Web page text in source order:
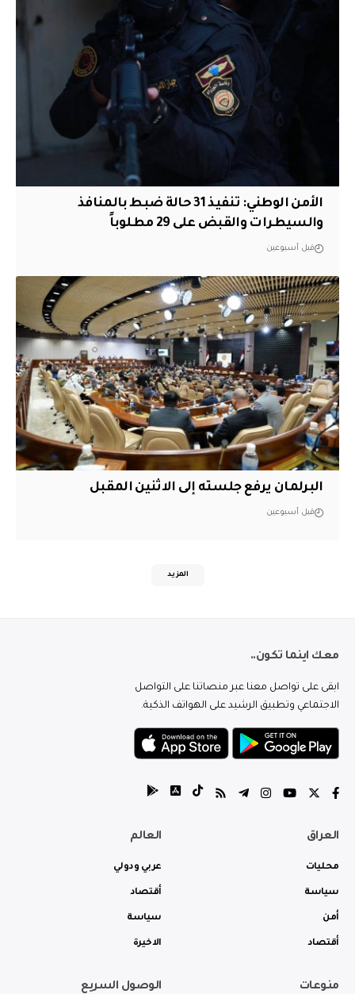
الأمن الوطني: تنفيذ 31 حالة ضبط بالمنافذ
والسيطرات والقبض على 29 مطلوباً
قبل أسبوعين
البرلمان يرفع جلسته إلى الاثنين المقبل
قبل أسبوعين
المزيد
معك اينما تكون..
ابقى على تواصل معنا عبر منصاتنا على التواصل
الاجتماعي وتطبيق الرشيد على الهواتف الذكية.
العراق
محليات
سياسة
أمن
أقتصاد
العالم
عربي ودولي
أقتصاد
سياسة
الاخيرة
منوعات الوصول السريع